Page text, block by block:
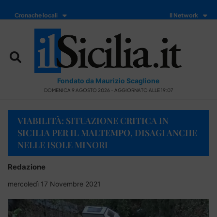
Cronache locali Il Network
Fondato da Maurizio Scaglione
DOMENICA 9 AGOSTO 2026 - AGGIORNATO ALLE 19:07
VIABILITÀ: SITUAZIONE CRITICA IN
SICILIA PER IL MALTEMPO, DISAGI ANCHE
NELLE ISOLE MINORI
Redazione
mercoledì 17 Novembre 2021